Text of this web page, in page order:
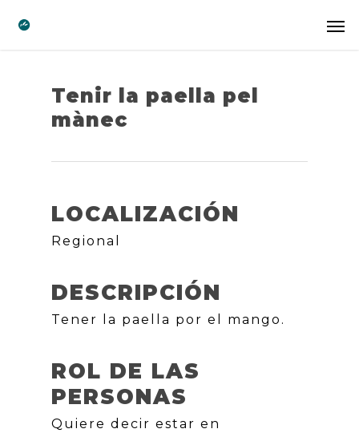
Tenir la paella pel
mànec
LOCALIZACIÓN
Regional
DESCRIPCIÓN
Tener la paella por el mango.
ROL DE LAS
PERSONAS
Quiere decir estar en